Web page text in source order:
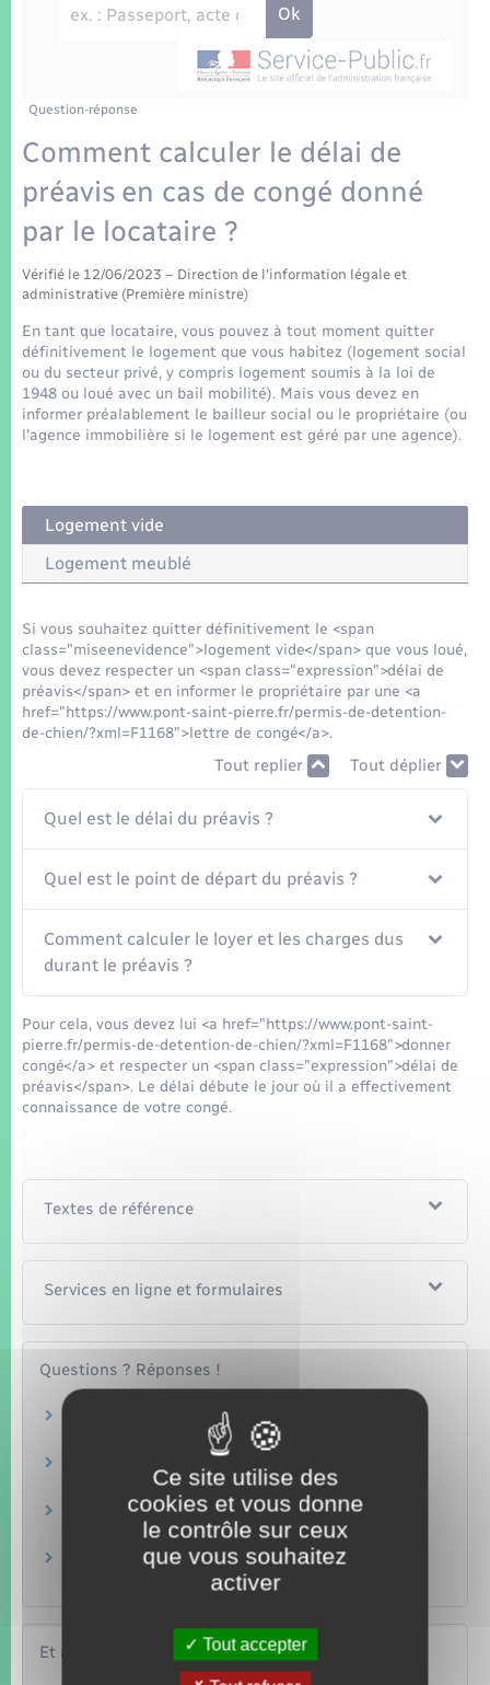
Etat-civil - Papiers - Citoyenneté
Parrainage civil
Loisirs
Nouvel habitant
Numérique
Organisation d’événement
Sécurité - Prévention
Transports
Transports scolaires
Voirie et espace public
Travaux - Autorisation d’occupation de l’espace
Plan interactif
Patrimoine – Histoire
Publications
La Communauté de communes
Question-réponse
Comment calculer le délai de
préavis en cas de congé donné
par le locataire ?
Vérifié le 12/06/2023 – Direction de l'information légale et
administrative (Première ministre)
En tant que locataire, vous pouvez à tout moment quitter
définitivement le logement que vous habitez (logement social
ou du secteur privé, y compris logement soumis à la loi de
1948 ou loué avec un bail mobilité). Mais vous devez en
informer préalablement le bailleur social ou le propriétaire (ou
l'agence immobilière si le logement est géré par une agence).
Logement vide
Logement meublé
Si vous souhaitez quitter définitivement le <span
class="miseenevidence">logement vide</span> que vous loué,
vous devez respecter un <span class="expression">délai de
préavis</span> et en informer le propriétaire par une <a
href="https://www.pont-saint-pierre.fr/permis-de-detention-
de-chien/?xml=F1168">lettre de congé</a>.
Tout replier Tout déplier
Quel est le délai du préavis ?
Quel est le point de départ du préavis ?
Comment calculer le loyer et les charges dus
durant le préavis ?
Pour cela, vous devez lui <a href="https://www.pont-saint-
pierre.fr/permis-de-detention-de-chien/?xml=F1168">donner
congé</a> et respecter un <span class="expression">délai de
préavis</span>. Le délai débute le jour où il a effectivement
connaissance de votre congé.
Textes de référence
Services en ligne et formulaires
Questions ? Réponses !
Bail d'habitation : peut-on envoyer son congé
(préavis) par mail ?
Le dépôt de garantie peut-il servir à payer le
dernier mois de loyer ?
Un colocataire doit-il payer les dettes après
avoir donné son préavis ?
Qu'est-ce qu'un logement soumis à la loi de
Et aussi
Ce site utilise des
cookies et vous donne
le contrôle sur ceux
que vous souhaitez
activer
Tout accepter